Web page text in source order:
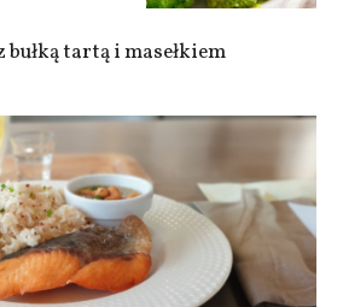
bułką tartą i masełkiem